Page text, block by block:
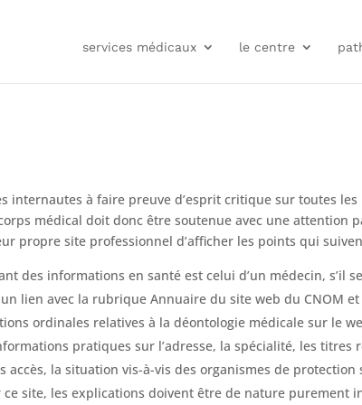
services médicaux le centre
internautes à faire preuve d’esprit critique sur toutes
médical doit donc être soutenue avec une attention
propre site professionnel d’afficher les points qui
des informations en santé est celui d’un médecin, s’il
lien avec la rubrique Annuaire du site web du CNOM
ordinales relatives à la déontologie médicale sur le
pratiques sur l’adresse, la spécialité, les titres
la situation vis-à-vis des organismes de protection
site, les explications doivent être de nature purement